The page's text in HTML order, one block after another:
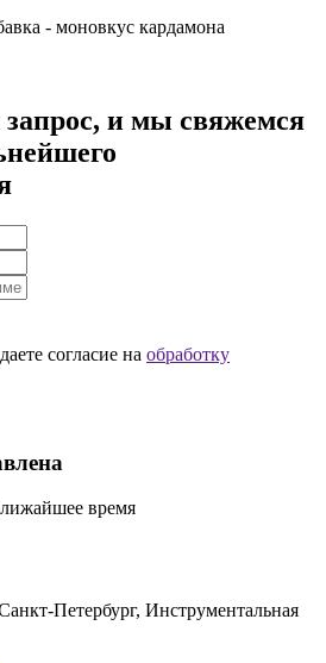
- моновкус кардамона
и мы свяжемся
согласие на обработку
время
Петербург, Инструментальная